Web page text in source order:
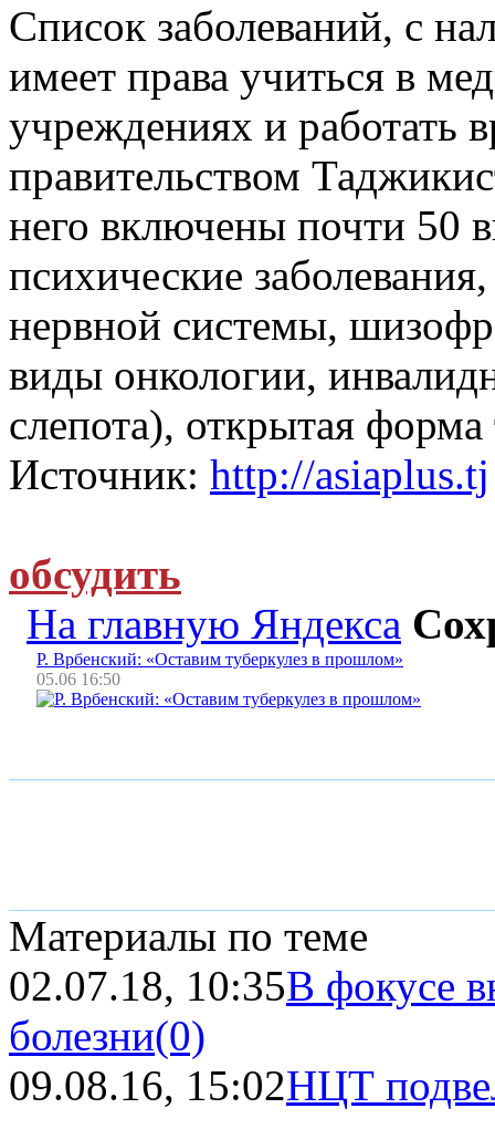
Список заболеваний, с
имеет права учиться в
учреждениях и работать
правительством
него включены почти 50
психические
нервной системы,
виды онкологии,
слепота), открытая форма
Источник: http://asiaplus.tj
обсудить
На главную Яндекса
Р. Врбенский: «Оставим туберкулез в прошлом»
05.06 16:50
Материалы по теме
02.07.18, 10:35В фокусе
болезни(0)
09.08.16, 15:02НЦТ